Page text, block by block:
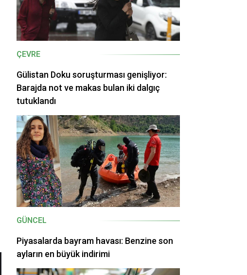
ÇEVRE
Gülistan Doku soruşturması genişliyor:
Barajda not ve makas bulan iki dalgıç
tutuklandı
GÜNCEL
Piyasalarda bayram havası: Benzine son
ayların en büyük indirimi